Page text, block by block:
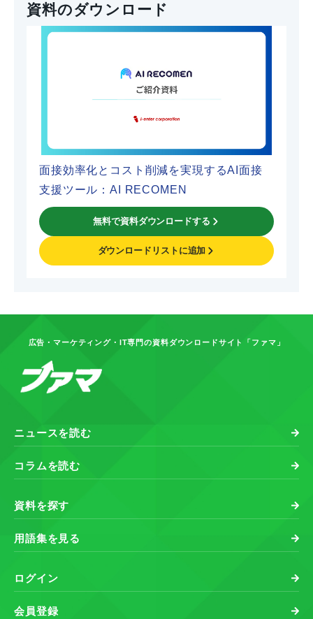
資料のダウンロード
面接効率化とコスト削減を実現するAI面接
支援ツール：AI RECOMEN
無料で資料ダウンロードする
ダウンロードリストに追加
広告・マーケティング・IT専門の資料ダウンロードサイト「ファマ」
ニュースを読む
コラムを読む
資料を探す
用語集を見る
ログイン
会員登録